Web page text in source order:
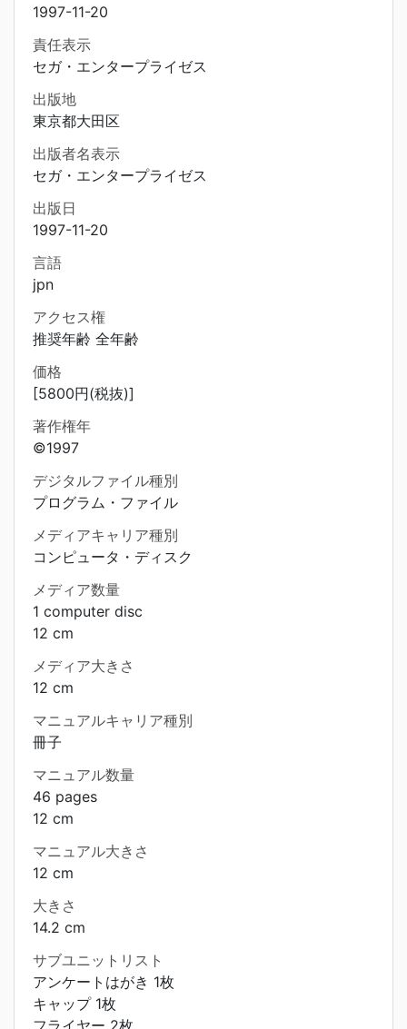
1997-11-20
責任表示
セガ・エンタープライゼス
出版地
東京都大田区
出版者名表示
セガ・エンタープライゼス
出版日
1997-11-20
言語
jpn
アクセス権
推奨年齢 全年齢
価格
[5800円(税抜)]
著作権年
©1997
デジタルファイル種別
プログラム・ファイル
メディアキャリア種別
コンピュータ・ディスク
メディア数量
1 computer disc
12 cm
メディア大きさ
12 cm
マニュアルキャリア種別
冊子
マニュアル数量
46 pages
12 cm
マニュアル大きさ
12 cm
大きさ
14.2 cm
サブユニットリスト
アンケートはがき 1枚
キャップ 1枚
フライヤー 2枚